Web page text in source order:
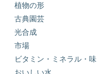
植物の形
古典園芸
光合成
市場
ビタミン・ミネラル・味